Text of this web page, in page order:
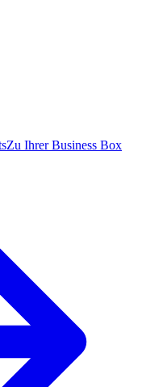
Zu Ihrer Business Box